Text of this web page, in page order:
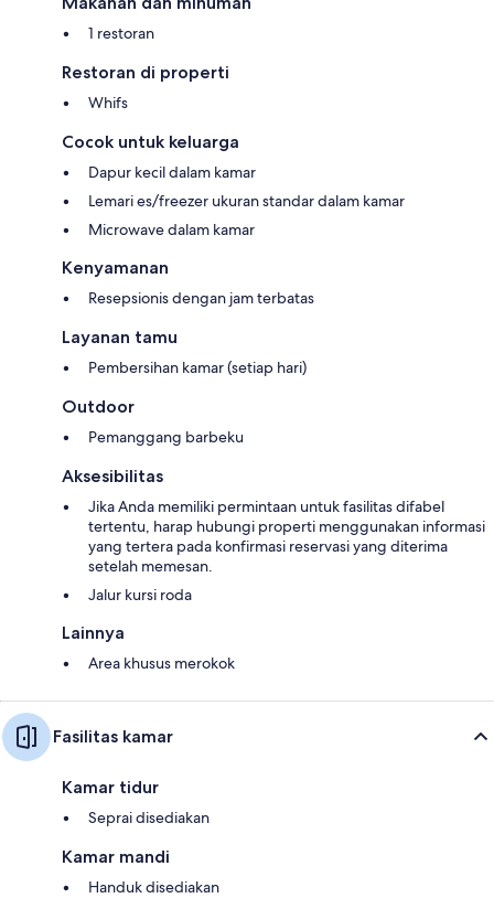
1 restoran
Restoran di properti
Whifs
Cocok untuk keluarga
Dapur kecil dalam kamar
Lemari es/freezer ukuran standar dalam kamar
Microwave dalam kamar
Kenyamanan
Resepsionis dengan jam terbatas
Layanan tamu
Pembersihan kamar (setiap hari)
Outdoor
Pemanggang barbeku
Aksesibilitas
Jika Anda memiliki permintaan untuk fasilitas difabel
tertentu, harap hubungi properti menggunakan informasi
yang tertera pada konfirmasi reservasi yang diterima
setelah memesan.
Jalur kursi roda
Lainnya
Area khusus merokok
Fasilitas kamar
Kamar tidur
Seprai disediakan
Kamar mandi
Handuk disediakan